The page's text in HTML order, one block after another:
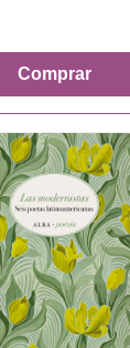
Comprar